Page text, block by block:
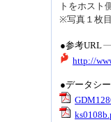
トをホスト
※写真１枚
●参考URL
http://
●データシ